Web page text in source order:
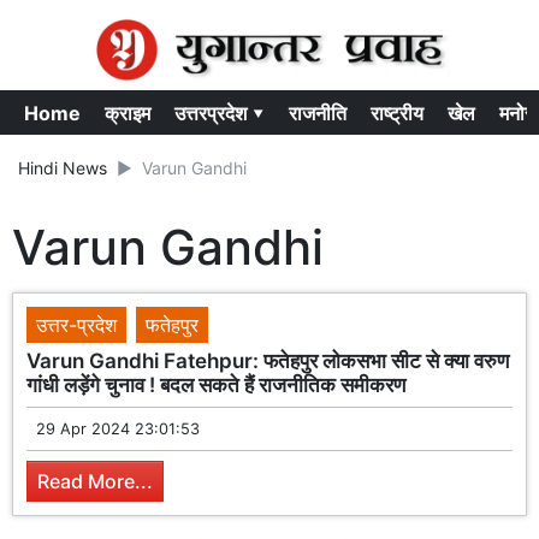
Home क्राइम उत्तरप्रदेश ▾ राजनीति राष्ट्रीय खेल
Hindi News Varun Gandhi
Varun Gandhi
उत्तर-प्रदेश
फतेहपुर
Varun Gandhi Fatehpur: फतेहपुर लोकसभा सीट से क्या वरुण
गांधी लड़ेंगे चुनाव ! बदल सकते हैं राजनीतिक समीकरण
29 Apr 2024 23:01:53
Read More...